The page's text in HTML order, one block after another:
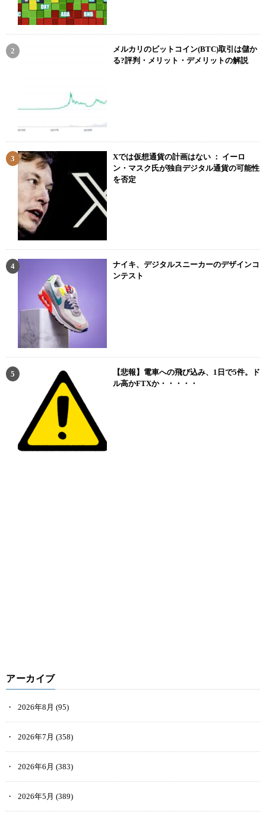
メルカリのビットコイン(BTC)取引は儲か
る?評判・メリット・デメリットの解説
Xでは仮想通貨の計画はない ： イーロ
ン・マスク氏が独自デジタル通貨の可能性
を否定
ナイキ、デジタルスニーカーのデザインコ
ンテスト
【悲報】電車への飛び込み、1日で5件。ド
ル高かFTXか・・・・・
アーカイブ
2026年8月 (95)
2026年7月 (358)
2026年6月 (383)
2026年5月 (389)